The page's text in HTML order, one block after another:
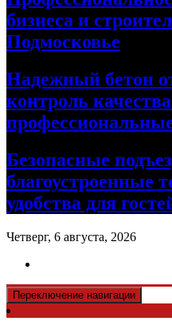
бизнеса и
Подмосковье
Надежный бетон
контроль
Безопасные
благоустроенные
удобства для
Четверг, 6 августа, 2026
Переключение навигации